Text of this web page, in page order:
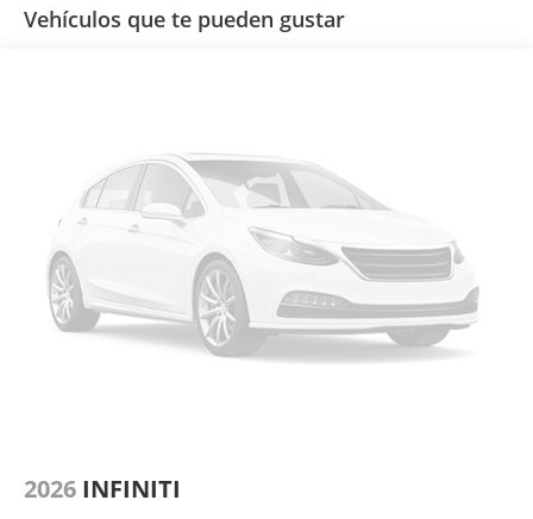
Vehículos que te pueden gustar
2026 INFINITI